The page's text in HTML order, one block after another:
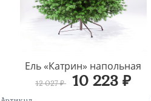
Ель «Катрин» напольная
12 027 ₽ 10 223 ₽